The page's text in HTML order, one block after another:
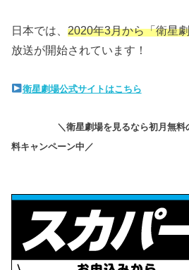
日本では、2020年3月から「衛星
放送が開始されています！
衛星劇場公式サイトはこちら
＼衛星劇場を見るなら初月無料の
料キャンペーン中／